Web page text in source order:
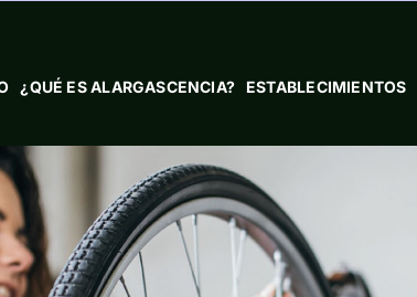
¿QUÉ ES ALARGASCENCIA? ESTABLECIMIENTOS